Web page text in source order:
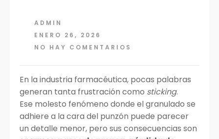
ADMIN
ENERO 26, 2026
NO HAY COMENTARIOS
En la industria farmacéutica, pocas palabras
generan tanta frustración como sticking.
Ese molesto fenómeno donde el granulado se
adhiere a la cara del punzón puede parecer
un detalle menor, pero sus consecuencias son